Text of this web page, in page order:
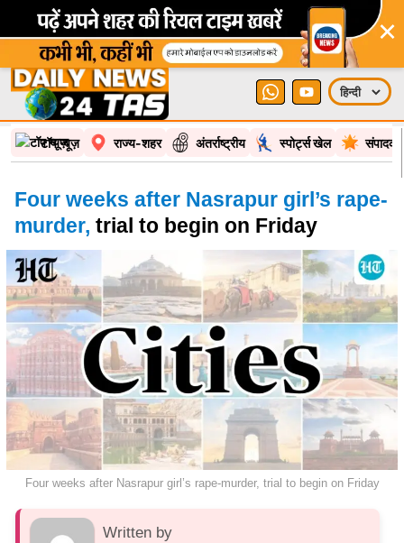
×
टॉप न्यूज़ राज्य-शहर अंतर्राष्ट्रीय स्पोर्ट्स खेल
Four weeks after Nasrapur girl’s rape-
murder, trial to begin on Friday
Four weeks after Nasrapur girl’s rape-murder, trial to begin on Friday
Written by